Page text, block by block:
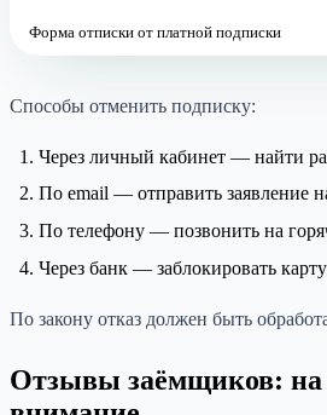
Форма отписки от платной подписки
Способы отменить подписку:
Через личный кабинет — найти
По email — отправить заявление
По телефону — позвонить на
Через банк — заблокировать карту
По закону отказ должен быть
Отзывы заёмщиков: на